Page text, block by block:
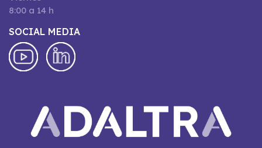
8:00 a 14 h
SOCIAL MEDIA